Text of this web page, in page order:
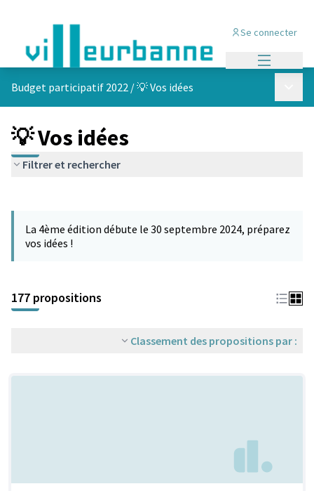
Se connecter
Budget participatif 2022 /💡 Vos idées
💡 Vos idées
Filtrer et rechercher
−
La 4ème édition débute le 30 septembre 2024, préparez
vos idées !
177 propositions
Classement des propositions par :